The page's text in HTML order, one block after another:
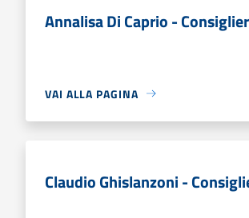
Annalisa Di Caprio -
VAI ALLA PAGINA
Claudio Ghislanzoni -